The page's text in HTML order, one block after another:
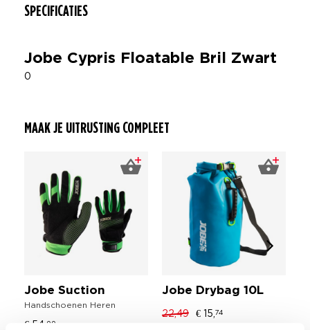
SPECIFICATIES
Jobe Cypris Floatable Bril Zwart
0
MAAK JE UITRUSTING COMPLEET
Jobe Suction
Handschoenen Heren
€ 54, 99
Jobe Drybag 10L
22,49 € 15, 74